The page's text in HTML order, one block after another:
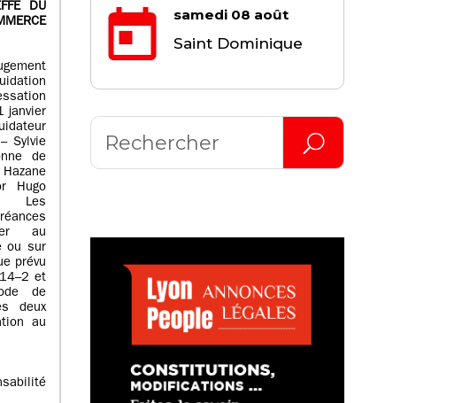
DU
janvier
Sylvie
de
Hugo
Les
au
ou sur
prévu
et
de
deux
au
samedi 08 août
Saint Dominique